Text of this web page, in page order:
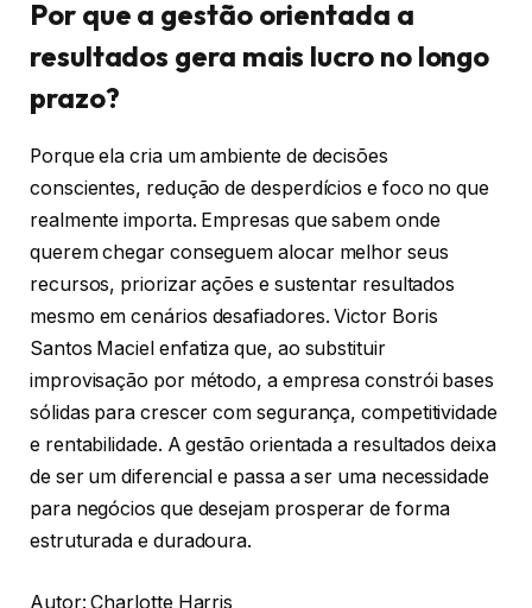
Por que a gestão orientada a
resultados gera mais lucro no longo
prazo?
Porque ela cria um ambiente de decisões
conscientes, redução de desperdícios e foco no que
realmente importa. Empresas que sabem onde
querem chegar conseguem alocar melhor seus
recursos, priorizar ações e sustentar resultados
mesmo em cenários desafiadores. Victor Boris
Santos Maciel enfatiza que, ao substituir
improvisação por método, a empresa constrói bases
sólidas para crescer com segurança, competitividade
e rentabilidade. A gestão orientada a resultados deixa
de ser um diferencial e passa a ser uma necessidade
para negócios que desejam prosperar de forma
estruturada e duradoura.
Autor: Charlotte Harris